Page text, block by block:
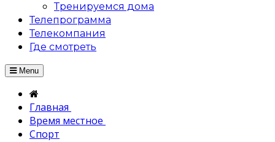
Тренируемся дома
Телепрограмма
Телекомпания
Где смотреть
Menu
Главная
Время местное
Спорт